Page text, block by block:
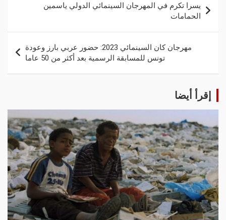
يسرا تكرم في المهرجان السينمائي الدولي ياسمين
الحمامات
مهرجان كان السينمائي 2023: حضور عربي بارز وعودة
تونس للمسابقة الرسمية بعد أكثر من 50 عاما
إقرأ أيضا